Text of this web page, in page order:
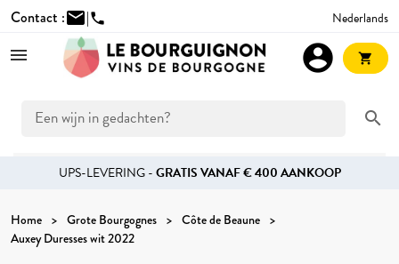
Contact :mail|phone Nederlands
search
account_circle shopping_cart
UPS-LEVERING -GRATIS VANAF € 400 AANKOOP
Home Grote Bourgognes
Côte de Beaune
Auxey Duresses wit 2022